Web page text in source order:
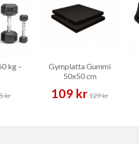
kg –
kr
Gymplatta Gummi
50x50 cm
109 kr129 kr